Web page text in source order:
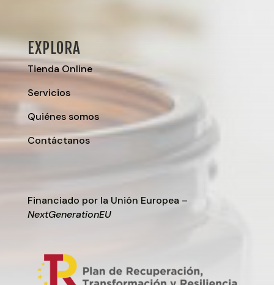
EXPLORA
Tienda Online
Servicios
Quiénes somos
Contáctanos
Financiado por la Unión Europea –
NextGenerationEU